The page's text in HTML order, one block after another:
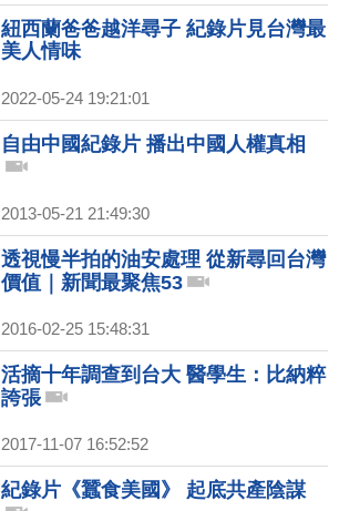
紐西蘭爸爸越洋尋子 紀錄片見台灣最
美人情味
2022-05-24 19:21:01
自由中國紀錄片 播出中國人權真相
2013-05-21 21:49:30
透視慢半拍的油安處理 從新尋回台灣
價值｜新聞最聚焦53
2016-02-25 15:48:31
活摘十年調查到台大 醫學生：比納粹
誇張
2017-11-07 16:52:52
紀錄片《蠶食美國》 起底共產陰謀